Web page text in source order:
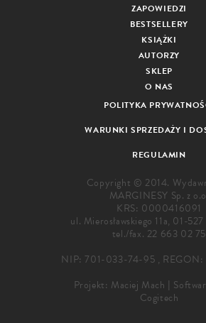
ZAPOWIEDZI
BESTSELLERY
KSIĄŻKI
AUTORZY
SKLEP
O NAS
POLITYKA
WARUNKI SPRZEDAŻY I
REGULAMIN
Copyright © 2014.
MARGINESY Sp. z
KRS: 0000416091
ul. Mierosławskiego 11a, 01-527
tel./fax. 22 663 02 75
NIP: 701-033-74-95 , REGON:
Projekt: Maciej Mach |
Cogitech